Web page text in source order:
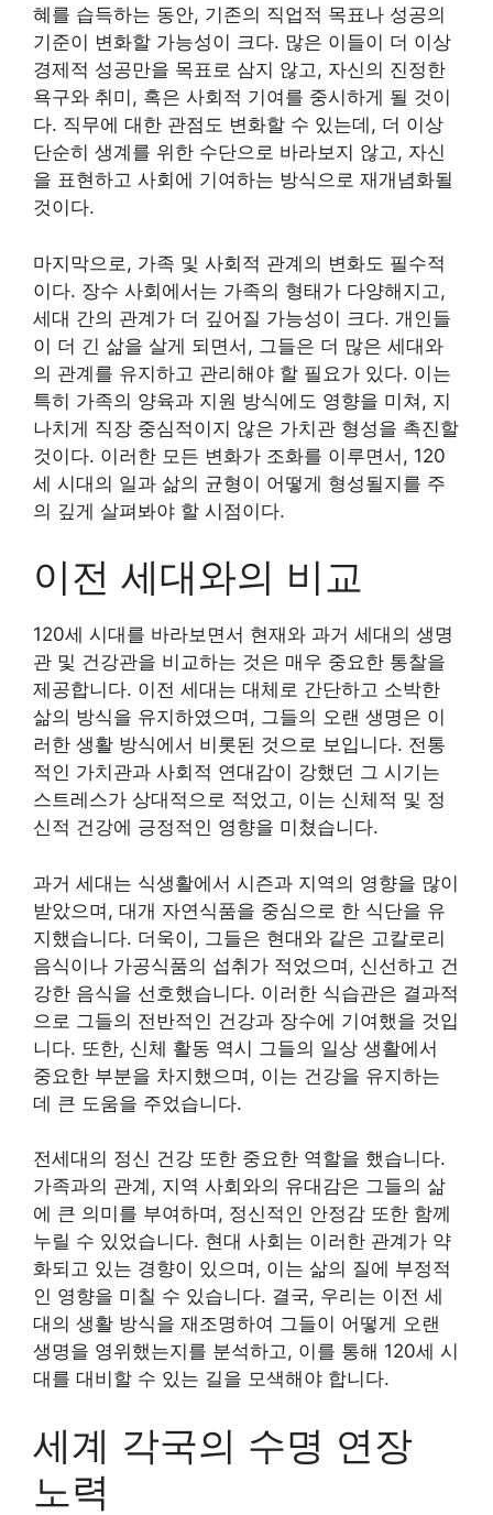
혜를 습득하는 동안, 기존의 직업적 목표나 성공의
기준이 변화할 가능성이 크다. 많은 이들이 더 이상
경제적 성공만을 목표로 삼지 않고, 자신의 진정한
욕구와 취미, 혹은 사회적 기여를 중시하게 될 것이
다. 직무에 대한 관점도 변화할 수 있는데, 더 이상
단순히 생계를 위한 수단으로 바라보지 않고, 자신
을 표현하고 사회에 기여하는 방식으로 재개념화될
것이다.
마지막으로, 가족 및 사회적 관계의 변화도 필수적
이다. 장수 사회에서는 가족의 형태가 다양해지고,
세대 간의 관계가 더 깊어질 가능성이 크다. 개인들
이 더 긴 삶을 살게 되면서, 그들은 더 많은 세대와
의 관계를 유지하고 관리해야 할 필요가 있다. 이는
특히 가족의 양육과 지원 방식에도 영향을 미쳐, 지
나치게 직장 중심적이지 않은 가치관 형성을 촉진할
것이다. 이러한 모든 변화가 조화를 이루면서, 120
세 시대의 일과 삶의 균형이 어떻게 형성될지를 주
의 깊게 살펴봐야 할 시점이다.
이전 세대와의 비교
120세 시대를 바라보면서 현재와 과거 세대의 생명
관 및 건강관을 비교하는 것은 매우 중요한 통찰을
제공합니다. 이전 세대는 대체로 간단하고 소박한
삶의 방식을 유지하였으며, 그들의 오랜 생명은 이
러한 생활 방식에서 비롯된 것으로 보입니다. 전통
적인 가치관과 사회적 연대감이 강했던 그 시기는
스트레스가 상대적으로 적었고, 이는 신체적 및 정
신적 건강에 긍정적인 영향을 미쳤습니다.
과거 세대는 식생활에서 시즌과 지역의 영향을 많이
받았으며, 대개 자연식품을 중심으로 한 식단을 유
지했습니다. 더욱이, 그들은 현대와 같은 고칼로리
음식이나 가공식품의 섭취가 적었으며, 신선하고 건
강한 음식을 선호했습니다. 이러한 식습관은 결과적
으로 그들의 전반적인 건강과 장수에 기여했을 것입
니다. 또한, 신체 활동 역시 그들의 일상 생활에서
중요한 부분을 차지했으며, 이는 건강을 유지하는
데 큰 도움을 주었습니다.
전세대의 정신 건강 또한 중요한 역할을 했습니다.
가족과의 관계, 지역 사회와의 유대감은 그들의 삶
에 큰 의미를 부여하며, 정신적인 안정감 또한 함께
누릴 수 있었습니다. 현대 사회는 이러한 관계가 약
화되고 있는 경향이 있으며, 이는 삶의 질에 부정적
인 영향을 미칠 수 있습니다. 결국, 우리는 이전 세
대의 생활 방식을 재조명하여 그들이 어떻게 오랜
생명을 영위했는지를 분석하고, 이를 통해 120세 시
대를 대비할 수 있는 길을 모색해야 합니다.
세계 각국의 수명 연장
노력